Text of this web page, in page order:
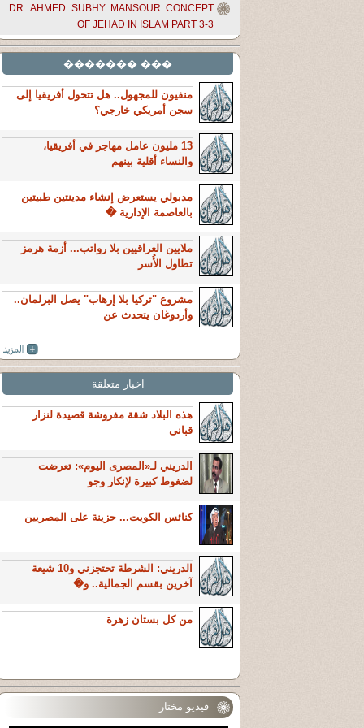
DR. AHMED SUBHY MANSOUR CONCEPT
OF JEHAD IN ISLAM PART 3-3
��� �������
منفيون للمجهول.. هل تتحول أفريقيا إلى
سجن أمريكي خارجي؟
13 مليون عامل مهاجر في أفريقيا،
والنساء أقلية بينهم
مدبولي يستعرض إنشاء مدينتين طبيتين
بالعاصمة الإدارية �
ملايين العراقيين بلا رواتب... أزمة هرمز
تطاول الأُسر
مشروع "تركيا بلا إرهاب" يصل البرلمان..
وأردوغان يتحدث عن
اخبار متعلقة
هذه البلاد شقة مفروشة قصيدة لنزار
قبانى
الدريني لـ«المصرى اليوم»: تعرضت
لضغوط كبيرة لإنكار وجو
كنائس الكويت... حزينة على المصريين
الدريني: الشرطة تحتجزني و10 شيعة
آخرين بقسم الجمالية.. و�
من كل بستان زهرة
فيديو مختار